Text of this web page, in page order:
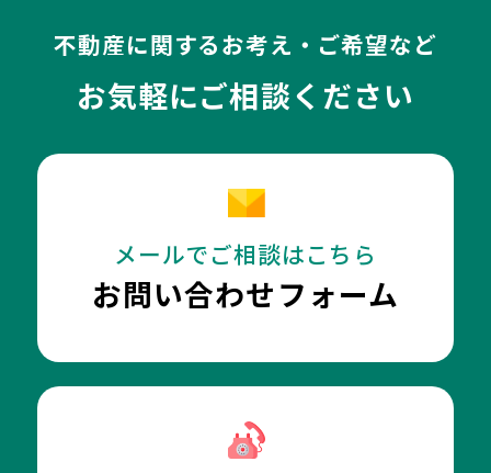
不動産に関するお考え・ご希望など
お気軽にご相談ください
メールでご相談はこちら
お問い合わせフォーム